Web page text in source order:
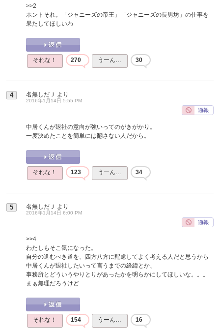
>>2
ホントそれ。「ジャニーズの帝王」「ジャニーズの長男坊」の仕事を
果たしてほしいわ
それな！ 270 うーん… 30
4 名無しだＪ より
2016年1月14日 5:55 PM
中居くんが退社の意向が強いってのがきがかり。
一度決めたことを簡単には翻さない人だから。
それな！ 123 うーん… 34
5 名無しだＪ より
2016年1月14日 6:00 PM
>>4
わたしもそこ気になった。
自分の進むべき道を、四方八方に配慮してよく考える人だと思うから
中居くんが退社したいって言うまでの経緯とか、
事務所とどういうやりとりがあったかを明らかにしてほしいな。。。
まぁ無理だろうけど
それな！ 154 うーん… 16